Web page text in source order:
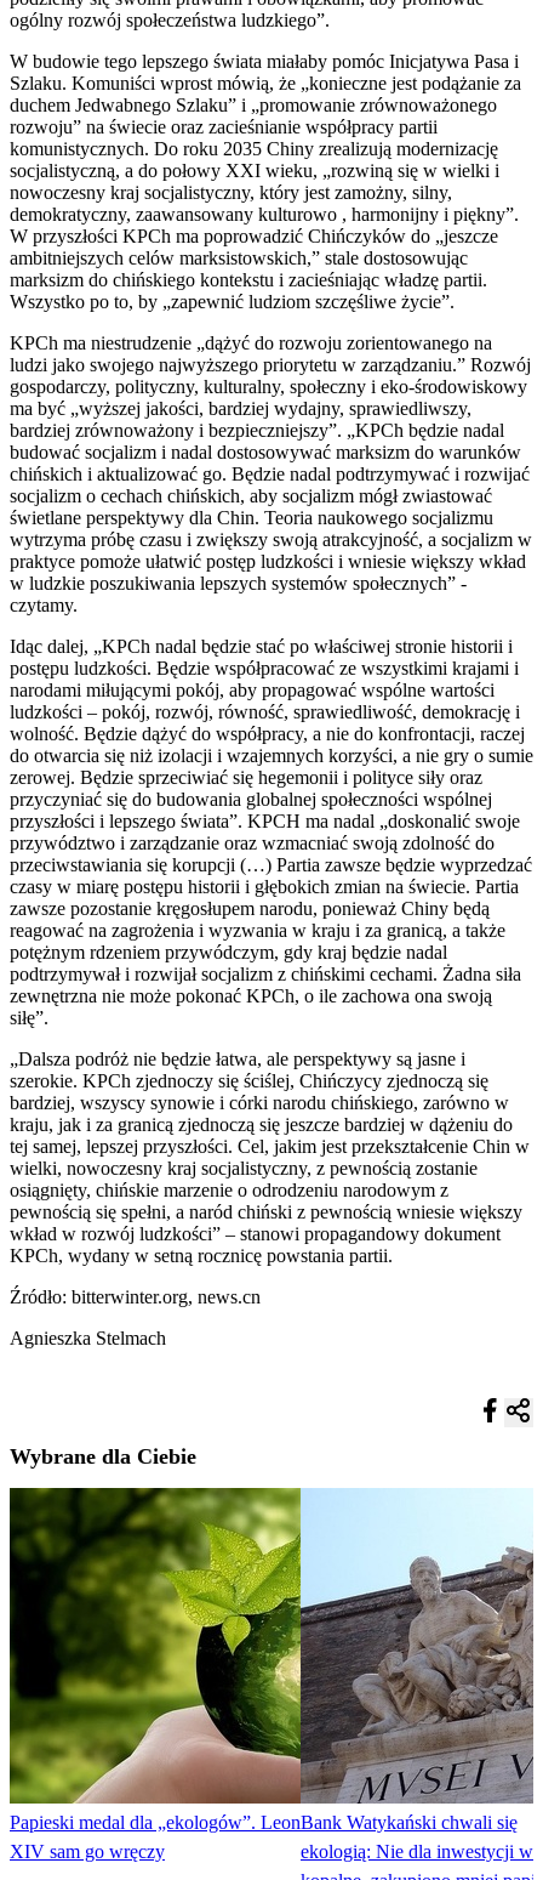
ogólny rozwój społeczeństwa ludzkiego”.
W budowie tego lepszego świata miałaby pomóc Inicjatywa Pasa i
Szlaku. Komuniści wprost mówią, że „konieczne jest podążanie za
duchem Jedwabnego Szlaku” i „promowanie zrównoważonego
rozwoju” na świecie oraz zacieśnianie współpracy partii
komunistycznych. Do roku 2035 Chiny zrealizują modernizację
socjalistyczną, a do połowy XXI wieku, „rozwiną się w wielki i
nowoczesny kraj socjalistyczny, który jest zamożny, silny,
demokratyczny, zaawansowany kulturowo , harmonijny i piękny”.
W przyszłości KPCh ma poprowadzić Chińczyków do „jeszcze
ambitniejszych celów marksistowskich,” stale dostosowując
marksizm do chińskiego kontekstu i zacieśniając władzę partii.
Wszystko po to, by „zapewnić ludziom szczęśliwe życie”.
KPCh ma niestrudzenie „dążyć do rozwoju zorientowanego na
ludzi jako swojego najwyższego priorytetu w zarządzaniu.” Rozwój
gospodarczy, polityczny, kulturalny, społeczny i eko-środowiskowy
ma być „wyższej jakości, bardziej wydajny, sprawiedliwszy,
bardziej zrównoważony i bezpieczniejszy”. „KPCh będzie nadal
budować socjalizm i nadal dostosowywać marksizm do warunków
chińskich i aktualizować go. Będzie nadal podtrzymywać i rozwijać
socjalizm o cechach chińskich, aby socjalizm mógł zwiastować
świetlane perspektywy dla Chin. Teoria naukowego socjalizmu
wytrzyma próbę czasu i zwiększy swoją atrakcyjność, a socjalizm w
praktyce pomoże ułatwić postęp ludzkości i wniesie większy wkład
w ludzkie poszukiwania lepszych systemów społecznych” -
czytamy.
Idąc dalej, „KPCh nadal będzie stać po właściwej stronie historii i
postępu ludzkości. Będzie współpracować ze wszystkimi krajami i
narodami miłującymi pokój, aby propagować wspólne wartości
ludzkości – pokój, rozwój, równość, sprawiedliwość, demokrację i
wolność. Będzie dążyć do współpracy, a nie do konfrontacji, raczej
do otwarcia się niż izolacji i wzajemnych korzyści, a nie gry o sumie
zerowej. Będzie sprzeciwiać się hegemonii i polityce siły oraz
przyczyniać się do budowania globalnej społeczności wspólnej
przyszłości i lepszego świata”. KPCH ma nadal „doskonalić swoje
przywództwo i zarządzanie oraz wzmacniać swoją zdolność do
przeciwstawiania się korupcji (…) Partia zawsze będzie wyprzedzać
czasy w miarę postępu historii i głębokich zmian na świecie. Partia
zawsze pozostanie kręgosłupem narodu, ponieważ Chiny będą
reagować na zagrożenia i wyzwania w kraju i za granicą, a także
potężnym rdzeniem przywódczym, gdy kraj będzie nadal
podtrzymywał i rozwijał socjalizm z chińskimi cechami. Żadna siła
zewnętrzna nie może pokonać KPCh, o ile zachowa ona swoją
siłę”.
„Dalsza podróż nie będzie łatwa, ale perspektywy są jasne i
szerokie. KPCh zjednoczy się ściślej, Chińczycy zjednoczą się
bardziej, wszyscy synowie i córki narodu chińskiego, zarówno w
kraju, jak i za granicą zjednoczą się jeszcze bardziej w dążeniu do
tej samej, lepszej przyszłości. Cel, jakim jest przekształcenie Chin w
wielki, nowoczesny kraj socjalistyczny, z pewnością zostanie
osiągnięty, chińskie marzenie o odrodzeniu narodowym z
pewnością się spełni, a naród chiński z pewnością wniesie większy
wkład w rozwój ludzkości” – stanowi propagandowy dokument
KPCh, wydany w setną rocznicę powstania partii.
Źródło: bitterwinter.org, news.cn
Agnieszka Stelmach
Wybrane dla Ciebie
Papieski medal dla „ekologów”. Leon
XIV sam go wręczy
Bank Watykański chwali się
ekologią: Nie dla inwestycji w